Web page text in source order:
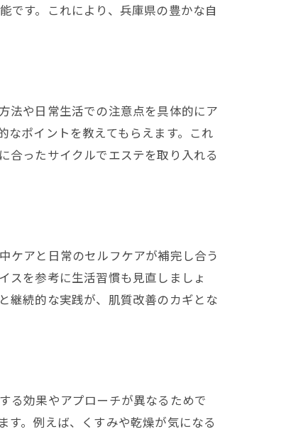
です。これにより、兵庫県の豊かな自
法や日常生活での注意点を具体的にア
なポイントを教えてもらえます。これ
合ったサイクルでエステを取り入れる
ケアと日常のセルフケアが補完し合う
スを参考に生活習慣も見直しましょ
継続的な実践が、肌質改善のカギとな
る効果やアプローチが異なるためで
。例えば、くすみや乾燥が気になる